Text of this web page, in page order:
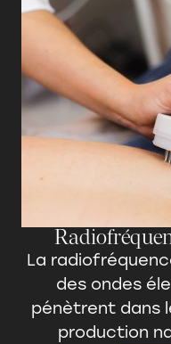
La
des ondes
pénètrent dans
production